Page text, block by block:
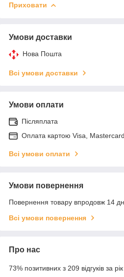
Приховати
Умови доставки
Нова Пошта
Всі умови доставки
Умови оплати
Післяплата
Оплата картою Visa,
Всі умови оплати
Умови повернення
Повернення товару впродовж 14
Всі умови повернення
Про нас
73% позитивних з 209 відгуків за рік